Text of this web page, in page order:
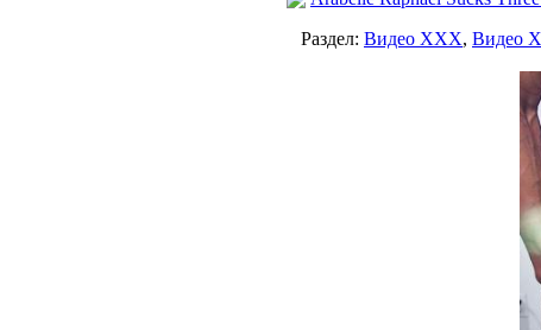
Раздел: Видео ХХХ, Видео